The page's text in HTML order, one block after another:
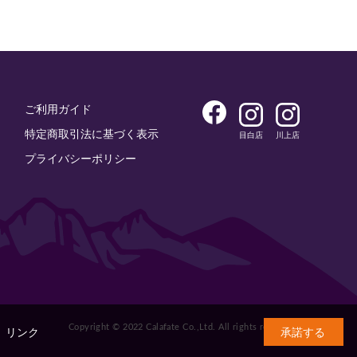
ご利用ガイド
特定商取引法に基づく表示
プライバシーポリシー
目白店 川上店
Copyright © 2022 Calafate Co.,Ltd. All rights reserved.
リンク 承諾する